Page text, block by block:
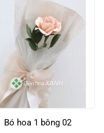
Bó hoa 1 bông 02